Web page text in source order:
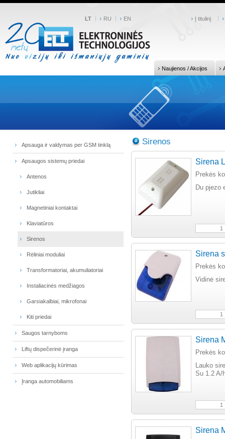
LT RU EN Į titulinį
Naujienos / Akcijos
Apsauga ir valdymas per GSM tinklą
Apsaugos sistemų priedai
Antenos
Jutikliai
Magnetiniai kontaktai
Klaviatūros
Sirenos
Rėliniai moduliai
Transformatoriai, akumuliatoriai
Instaliacinės medžiagos
Garsiakalbiai, mikrofonai
Kiti priedai
Saugos tarnyboms
Liftų dispečerinė įranga
Web aplikacijų kūrimas
Įranga automobiliams
Sirenos
Sirena
Prekės
Du pjezo
Sirena
Prekės
Vidinė
Sirena
Prekės
Lauko
Su 1.2 A/
Sirena